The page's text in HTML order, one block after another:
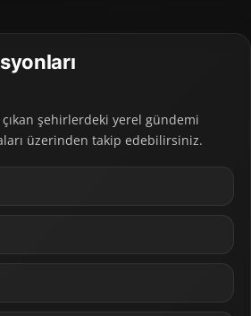
şehirlerdeki yerel gündemi
üzerinden takip edebilirsiniz.